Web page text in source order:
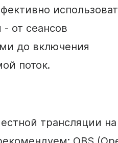
от сеансов
до включения
поток.
трансляции на